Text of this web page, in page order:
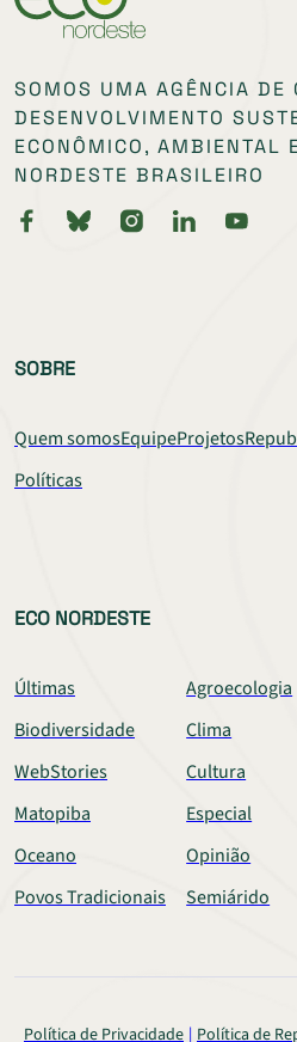
SOMOS UMA AGÊNCIA DE
DESENVOLVIMENTO
ECONÔMICO, AMBIENTAL
NORDESTE BRASILEIRO
SOBRE
Quem somosEquipeProjetos
Políticas
ECO NORDESTE
Últimas
Agroecologia
Biodiversidade
Clima
WebStories
Cultura
Matopiba
Especial
Oceano
Opinião
Povos Tradicionais
Semiárido
Política de Privacidade Política de